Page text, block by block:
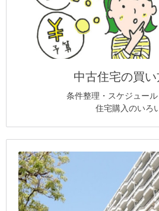
中古住宅の買
条件整理・スケジュー
住宅購入のいろ